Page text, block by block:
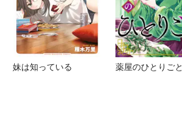
妹は知っている 薬屋のひとりごと